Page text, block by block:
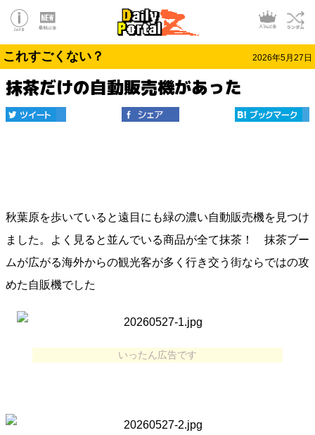
これすごくない？ 2026年5月27日
抹茶だけの自動販売機があった
秋葉原を歩いていると遠目にも緑の濃い自動販売機を見つけ
ました。よく見ると並んでいる商品が全て抹茶！ 抹茶ブー
ムが広がる海外からの観光客が多く行き交う街ならではの攻
めた自販機でした
いったん広告です